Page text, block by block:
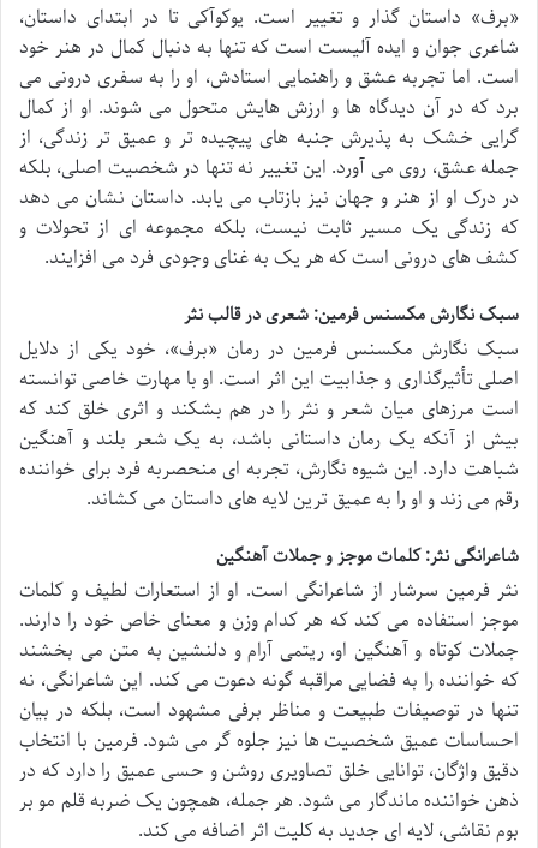
«برف» داستان گذار و تغییر است. یوکوآکی تا در ابتدای داستان،
شاعری جوان و ایده آلیست است که تنها به دنبال کمال در هنر خود
است. اما تجربه عشق و راهنمایی استادش، او را به سفری درونی می
برد که در آن دیدگاه ها و ارزش هایش متحول می شوند. او از کمال
گرایی خشک به پذیرش جنبه های پیچیده تر و عمیق تر زندگی، از
جمله عشق، روی می آورد. این تغییر نه تنها در شخصیت اصلی، بلکه
در درک او از هنر و جهان نیز بازتاب می یابد. داستان نشان می دهد
که زندگی یک مسیر ثابت نیست، بلکه مجموعه ای از تحولات و
کشف های درونی است که هر یک به غنای وجودی فرد می افزایند.
سبک نگارش مکسنس فرمین: شعری در قالب نثر
سبک نگارش مکسنس فرمین در رمان «برف»، خود یکی از دلایل
اصلی تأثیرگذاری و جذابیت این اثر است. او با مهارت خاصی توانسته
است مرزهای میان شعر و نثر را در هم بشکند و اثری خلق کند که
بیش از آنکه یک رمان داستانی باشد، به یک شعر بلند و آهنگین
شباهت دارد. این شیوه نگارش، تجربه ای منحصربه فرد برای خواننده
رقم می زند و او را به عمیق ترین لایه های داستان می کشاند.
شاعرانگی نثر: کلمات موجز و جملات آهنگین
نثر فرمین سرشار از شاعرانگی است. او از استعارات لطیف و کلمات
موجز استفاده می کند که هر کدام وزن و معنای خاص خود را دارند.
جملات کوتاه و آهنگین او، ریتمی آرام و دلنشین به متن می بخشند
که خواننده را به فضایی مراقبه گونه دعوت می کند. این شاعرانگی، نه
تنها در توصیفات طبیعت و مناظر برفی مشهود است، بلکه در بیان
احساسات عمیق شخصیت ها نیز جلوه گر می شود. فرمین با انتخاب
دقیق واژگان، توانایی خلق تصاویری روشن و حسی عمیق را دارد که در
ذهن خواننده ماندگار می شود. هر جمله، همچون یک ضربه قلم مو بر
بوم نقاشی، لایه ای جدید به کلیت اثر اضافه می کند.